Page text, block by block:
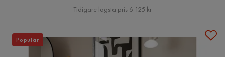
Pris
Tidigare lägsta pris 6 125 kr
Populär